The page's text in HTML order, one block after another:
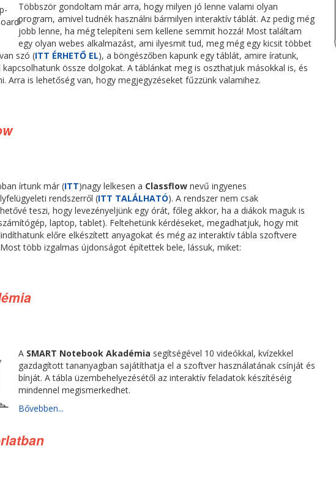
Többször gondoltam már arra, hogy milyen jó lenne valami olyan
program, amivel tudnék használni bármilyen interaktív táblát. Az pedig még
jobb lenne, ha még telepíteni sem kellene semmit hozzá! Most találtam
egy olyan webes alkalmazást, ami ilyesmit tud, meg még egy kicsit többet
szó (ITT ÉRHETŐ EL), a böngészőben kapunk egy táblát, amire íratunk,
össze dolgokat. A táblánkat meg is oszthatjuk másokkal is, és
Arra is lehetőség van, hogy megjegyzéseket fűzzünk valamihez.
írtunk már (ITT)nagy lelkesen a Classflow nevű ingyenes
rendszerről (ITT TALÁLHATÓ). A rendszer nem csak
teszi, hogy levezényeljünk egy órát, főleg akkor, ha a diákok maguk is
laptop, tablet). Feltehetünk kérdéseket, megadhatjuk, hogy mit
előre elkészített anyagokat és még az interaktív tábla szoftvere
több izgalmas újdonságot építettek bele, lássuk, miket:
A SMART Notebook Akadémia segítségével 10 videókkal, kvízekkel
gazdagított tananyagban sajátíthatja el a szoftver használatának csínját és
bínját. A tábla üzembehelyezésétől az interaktív feladatok készítéséig
mindennel megismerkedhet.
Bővebben...